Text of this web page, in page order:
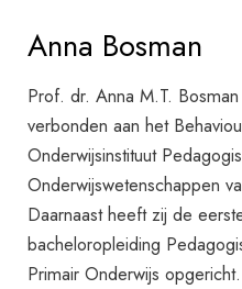
Anna Bosman
Prof. dr. Anna M.T.
verbonden aan het
Onderwijsinstituut
Onderwijswetenschappen
Daarnaast heeft zij de
bacheloropleiding
Primair Onderwijs